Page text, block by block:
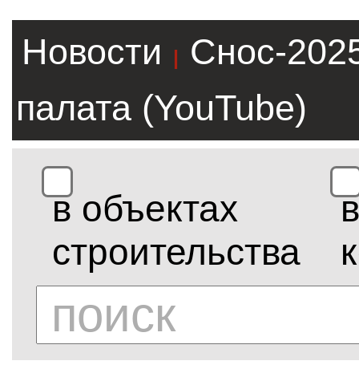
Новости |
Снос-
палата (YouTube)
в объектах
строительства
в